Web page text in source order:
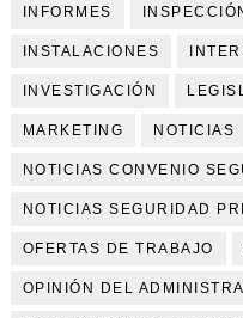
INFORMES
INSTALACIONES
INVESTIGACIÓN
MARKETING NOTICIAS
NOTICIAS CONVENIO
NOTICIAS SEGURIDAD
OFERTAS DE TRABAJO
OPINIÓN DEL